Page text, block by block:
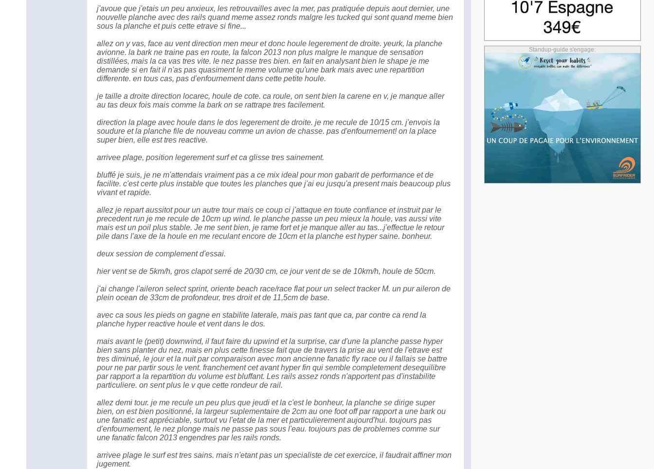
j'avoue que j'etais un peu anxieux, les retrouvailles avec la mer, pas pratiquée depuis aout dernier, une
nouvelle planche avec des rails quand meme assez ronds malgre les tucked qui sont quand meme bien
sous la planche et puis cette etrave si fine...
allez on y vas, face au vent direction men meur et donc houle legerement de droite. yeurk, la planche
avionne. la bark ne traine pas en route, la falcon 2013 non plus malgre le manque de sensation
distillées, mais la ca vas tres vite. le nez passe tres bien. en fait en analysant bien le shape je me
demande si en fait il n'as pas quasiment le meme volume qu'une bark mais avec une repartition
differente. en tous cas, pas d'enfournement dans cette petite houle.
je taille a droite direction locarec, houle de cote. ca roule, on sent bien la carene en v, je manque aller
au tas deux fois mais comme la bark on se rattrape tres facilement.
direction la plage avec houle dans le dos legerement de droite. je me recule de 10/15 cm. j'envois la
soudure et la planche file de nouveau comme un avion de chasse. pas d'enfournement! on la place
super bien, elle est tres reactive.
arrivee plage, position legerement surf et ca glisse tres sainement.
bluffé je suis, je ne m'attendais vraiment pas a ce mix ideal pour mon gabarit de performance et de
facilite. c'est certe plus instable que toutes les planches que j'ai eu jusqu'a present mais beaucoup plus
vivant et rapide.
allez je repart aussitot pour un autre tour mais ce coup ci j'attaque en toute confiance et instruit par le
precedent run je me recule de 10cm up wind. le planche passe un peu mieux la houle, vas aussi vite
mais est un poil plus stable. Je me sent bien, je rame fort et je manque aller au tas...j'effectue le retour
pile dans l'axe de la houle en me reculant encore de 10cm et la planche est hyper saine. bonheur.
deux session de complement d'essai.
hier vent se de 5km/h, gros clapot serré de 20/30 cm, ce jour vent de se de 10km/h, houle de 50cm.
j'ai change l'aileron select sprint, oriente beach race/race flat pour un select tracker M. un pur aileron de
plein ocean de 33cm de profondeur, tres droit et de 11,5cm de base.
avec ca sous les pieds on gagne en stabilite laterale, mais pas tant que ca, par contre ca rend la
planche hyper reactive houle et vent dans le dos.
mais avant le (petit) downwind, il faut faire du upwind et la surprise, car d'une la planche passe hyper
bien sans planter du nez, mais en plus cette finesse fait que de travers la prise au vent de l'etrave est
tres diminué, le jour et la nuit par comparaison avec mon ancienne fanatic fly race ou il fallais se battre
pour ne par partir sous le vent. franchement cet avant hyper fin qui semble completement desequilibre
par rapport a la repartition du volume est bluffant. Les rails assez ronds n'apportent pas d'instabilite
particuliere. on sent plus le v que cette rondeur de rail.
allez demi tour. je me recule un peu plus que jeudi et la c'est le bonheur, la planche se dirige super
bien, on est bien positionné, la largeur suplementaire de 2cm au one foot off par rapport a une bark ou
une fanatic est appréciable, surtout vu l'etat de la mer et particulierement aujourd'hui. toujours pas
d'enfournement, le nez plonge mais ne passe pas sous l'eau. toujours pas de problemes comme sur
une fanatic falcon 2013 engendres par les rails ronds.
arrivee plage le surf est tres sains. mais n'etant pas un specialiste de cet exercice, il faudrait affiner mon
jugement.
Standup-guide s'engage: